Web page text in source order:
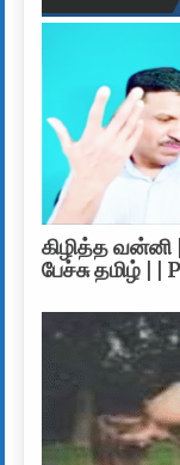
கிழித்த வன்னி
பேச்சு தமிழ் |